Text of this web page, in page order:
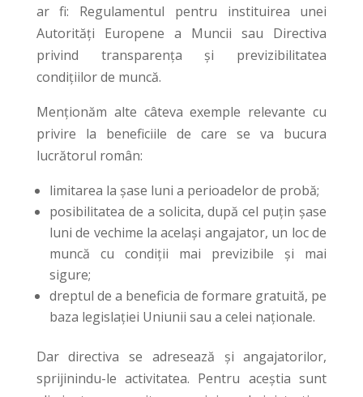
ar fi: Regulamentul pentru instituirea unei
Autorități Europene a Muncii sau Directiva
privind transparența și previzibilitatea
condițiilor de muncă.
Menționăm alte câteva exemple relevante cu
privire la beneficiile de care se va bucura
lucrătorul român:
limitarea la șase luni a perioadelor de probă;
posibilitatea de a solicita, după cel puțin șase
luni de vechime la același angajator, un loc de
muncă cu condiții mai previzibile și mai
sigure;
dreptul de a beneficia de formare gratuită, pe
baza legislației Uniunii sau a celei naționale.
Dar directiva se adresează și angajatorilor,
sprijinindu-le activitatea. Pentru aceștia sunt